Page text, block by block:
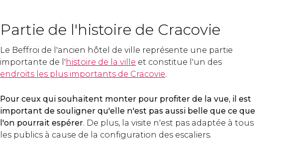
Partie de l'histoire de Cracovie
Le Beffroi de l'ancien hôtel de ville représente une partie
importante de l' histoire de la ville et constitue l'un des
endroits les plus importants de Cracovie.
Pour ceux qui souhaitent monter pour profiter de la vue, il est
important de souligner qu'elle n'est pas aussi belle que ce que
l'on pourrait espérer. De plus, la visite n'est pas adaptée à tous
les publics à cause de la configuration des escaliers.